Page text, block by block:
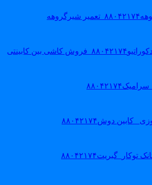
کابینتی
دوش۸۸۰۴۲۱۷۴